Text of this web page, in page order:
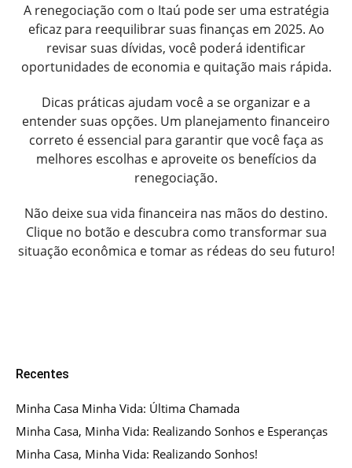
A renegociação com o Itaú pode ser uma estratégia
eficaz para reequilibrar suas finanças em 2025. Ao
revisar suas dívidas, você poderá identificar
oportunidades de economia e quitação mais rápida.
Dicas práticas ajudam você a se organizar e a
entender suas opções. Um planejamento financeiro
correto é essencial para garantir que você faça as
melhores escolhas e aproveite os benefícios da
renegociação.
Não deixe sua vida financeira nas mãos do destino.
Clique no botão e descubra como transformar sua
situação econômica e tomar as rédeas do seu futuro!
Recentes
Minha Casa Minha Vida: Última Chamada
Minha Casa, Minha Vida: Realizando Sonhos e Esperanças
Minha Casa, Minha Vida: Realizando Sonhos!